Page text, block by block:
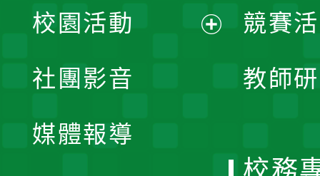
競賽
教師
開
校園活動
社團影音
媒體報導